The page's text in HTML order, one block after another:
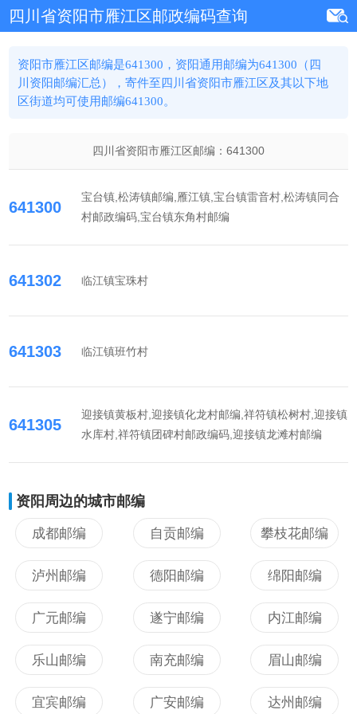
四川省资阳市雁江区邮政编码查询
资阳市雁江区邮编是641300，资阳通用邮编为641300（四
川资阳邮编汇总），寄件至四川省资阳市雁江区及其以下地
区街道均可使用邮编641300。
四川省资阳市雁江区邮编： 641300
641300
宝台镇,松涛镇邮编,雁江镇,宝台镇雷音村,松涛镇同合
村邮政编码,宝台镇东角村邮编
641302 临江镇宝珠村
641303 临江镇班竹村
641305
迎接镇黄板村,迎接镇化龙村邮编,祥符镇松树村,迎接镇
水库村,祥符镇团碑村邮政编码,迎接镇龙滩村邮编
资阳周边的城市邮编
成都邮编 自贡邮编 攀枝花邮编
泸州邮编 德阳邮编 绵阳邮编
广元邮编 遂宁邮编 内江邮编
乐山邮编 南充邮编 眉山邮编
宜宾邮编 广安邮编 达州邮编